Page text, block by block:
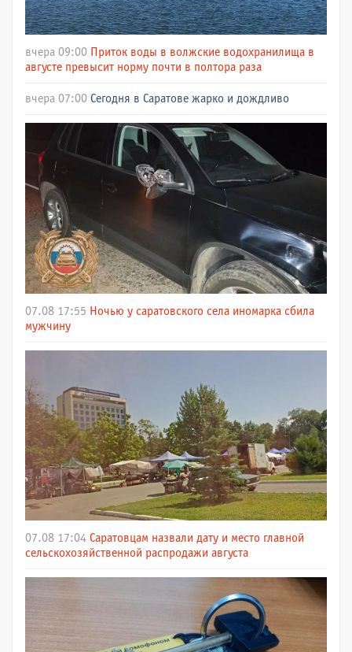
вчера 09:00 Приток воды в волжские водохранилища в
августе превысит норму почти в полтора раза
вчера 07:00 Сегодня в Саратове жарко и дождливо
07.08 17:55 Ночью у саратовского села иномарка сбила
мужчину
07.08 17:04 Саратовцам назвали дату и место главной
сельскохозяйственной распродажи августа